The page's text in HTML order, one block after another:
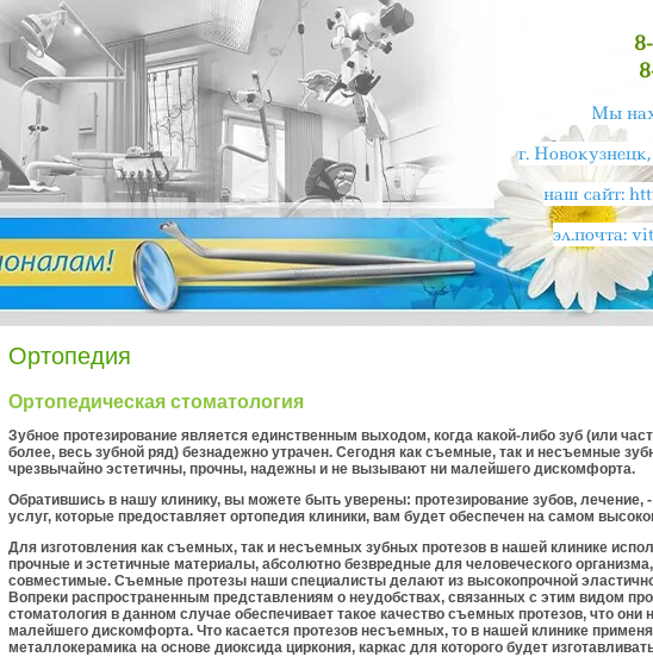
Мы
г.
наш сайт:
эл.почта:
Ортопедия
Ортопедическая стоматология
Зубное протезирование является единственным выхо­дом, когда какой-либо зуб (или
более, весь зубной ряд) безнадежно утрачен. Сегодня как съемные, так и несъемные
чрезвычайно эстетичны, прочны, надежны и не вызывают ни малейшего дискомфорта.
Обратившись в нашу клинику, вы можете быть уверены: протезирование зубов, лечение,
услуг, которые предоставляет ортопедия клиники, вам будет обеспечен на самом
Для изготовления как съемных, так и несъемных зубных протезов в нашей клинике
прочные и эстетичные материалы, абсолютно безвред­ные для человеческого
со­вместимые. Съемные протезы наши специалисты делают из высокопрочной
Вопреки рас­пространенным представлениям о неудобствах, связанных с этим видом
стоматология в данном случае обеспечивает такое качество съемных про­тезов, что они
малейшего дискомфор­та. Что касается протезов несъемных, то в нашей клинике
металлокерамика на основе диоксида цирко­ния, каркас для которого будет